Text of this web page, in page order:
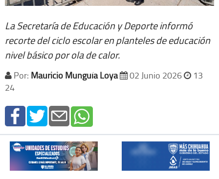
La Secretaría de Educación y Deporte informó
recorte del ciclo escolar en planteles de educación
nivel básico por ola de calor.
Por: Mauricio Munguía Loya 02 Junio 2026
13
24